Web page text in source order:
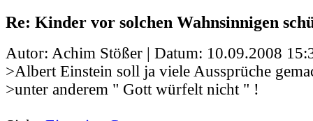
Re: Kinder vor solchen Wahnsinnigen
Autor: Achim Stößer | Datum: 10.09.2008
>Albert Einstein soll ja viele Aussprüche
>unter anderem " Gott würfelt nicht " !